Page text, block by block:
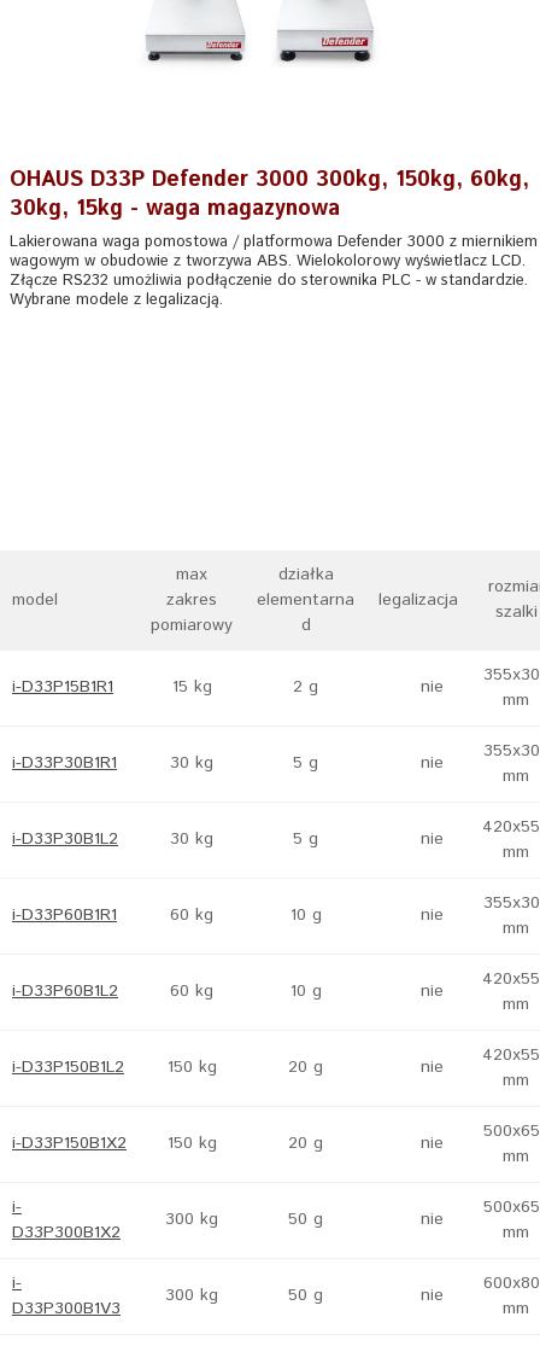
OHAUS D33P Defender 3000 300kg, 150kg, 60kg,
30kg, 15kg - waga magazynowa
Lakierowana waga pomostowa / platformowa Defender 3000 z miernikiem
wagowym w obudowie z tworzywa ABS. Wielokolorowy wyświetlacz LCD.
Złącze RS232 umożliwia podłączenie do sterownika PLC - w standardzie.
Wybrane modele z legalizacją.
model
max
zakres
pomiarowy
działka
elementarna
d
legalizacja
szalki
i-D33P15B1R1 15 kg 2 g nie
mm
i-D33P30B1R1 30 kg 5 g nie
mm
i-D33P30B1L2 30 kg 5 g nie
mm
i-D33P60B1R1 60 kg 10 g nie
mm
i-D33P60B1L2 60 kg 10 g nie
mm
i-D33P150B1L2 150 kg 20 g nie
mm
i-D33P150B1X2 150 kg 20 g nie
mm
i-
D33P300B1X2
300 kg 50 g nie
mm
i-
D33P300B1V3
300 kg 50 g nie
mm